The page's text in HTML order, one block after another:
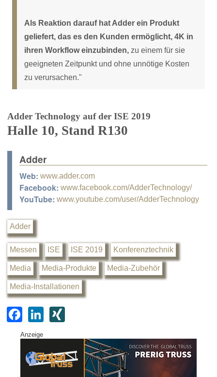
Als Reaktion darauf hat Adder ein Produkt
geliefert, das es den Kunden ermöglicht, 4K in
ihren Workflow einzubinden, zu einem für sie
geeigneten Zeitpunkt und ohne unnötige Kosten
zu verursachen."
Adder Technology auf der ISE 2019
Halle 10, Stand R130
Adder
Web: www.adder.com
Facebook: www.facebook.com/AdderTechnology/
YouTube: www.youtube.com/user/AdderTechnology
Adder
Messen ISE ISE 2019 Konferenztechnik
Media Media-Produkte Media-Zubehör
Media-Installationen
F
a
c
e
Li
k
e
G
Anzeige